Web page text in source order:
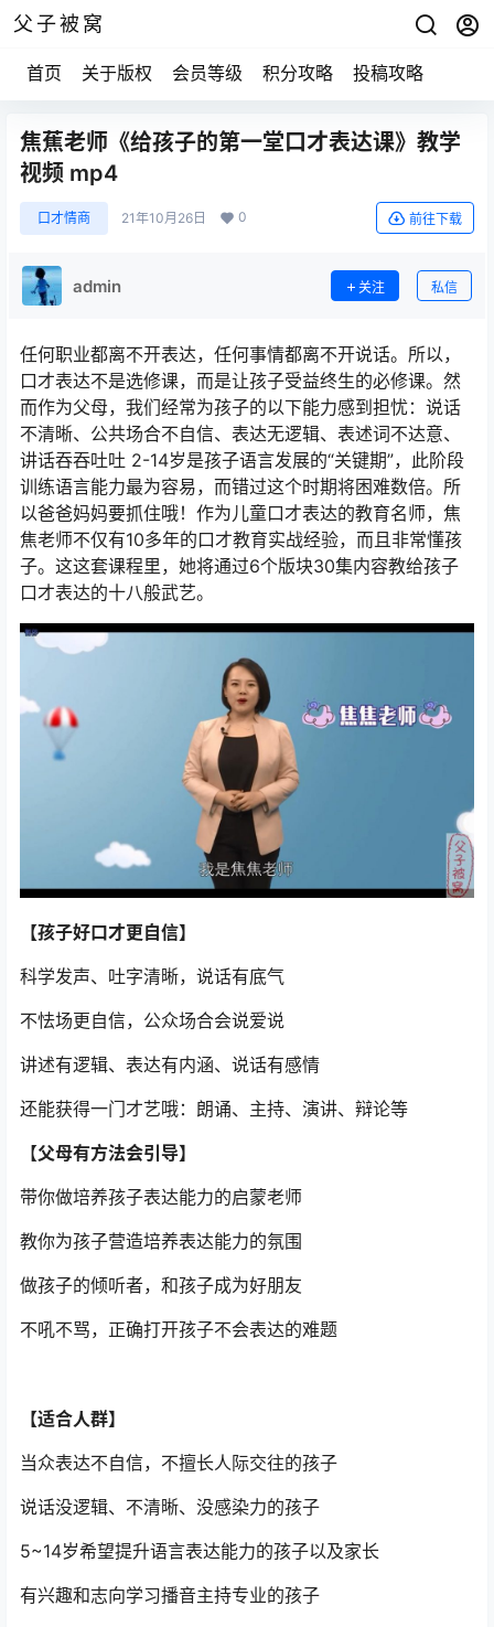
父子被窝
首页 关于版权 会员等级 积分攻略 投稿攻略
焦蕉老师《给孩子的第一堂口才表达课》教学
视频 mp4
口才情商 21年10月26日 0 前往下载
admin 关注 私信
任何职业都离不开表达，任何事情都离不开说话。所以，
口才表达不是选修课，而是让孩子受益终生的必修课。然
而作为父母，我们经常为孩子的以下能力感到担忧：说话
不清晰、公共场合不自信、表达无逻辑、表述词不达意、
讲话吞吞吐吐 2-14岁是孩子语言发展的“关键期”，此阶段
训练语言能力最为容易，而错过这个时期将困难数倍。所
以爸爸妈妈要抓住哦！作为儿童口才表达的教育名师，焦
焦老师不仅有10多年的口才教育实战经验，而且非常懂孩
子。这这套课程里，她将通过6个版块30集内容教给孩子
口才表达的十八般武艺。
【孩子好口才更自信】
科学发声、吐字清晰，说话有底气
不怯场更自信，公众场合会说爱说
讲述有逻辑、表达有内涵、说话有感情
还能获得一门才艺哦：朗诵、主持、演讲、辩论等
【父母有方法会引导】
带你做培养孩子表达能力的启蒙老师
教你为孩子营造培养表达能力的氛围
做孩子的倾听者，和孩子成为好朋友
不吼不骂，正确打开孩子不会表达的难题
【适合人群】